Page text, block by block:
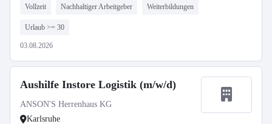
Vollzeit Nachhaltiger Arbeitgeber Weiterbildungen
Urlaub >= 30
03.08.2026
Aushilfe Instore Logistik (m/w/d)
ANSON'S Herrenhaus KG
Karlsruhe